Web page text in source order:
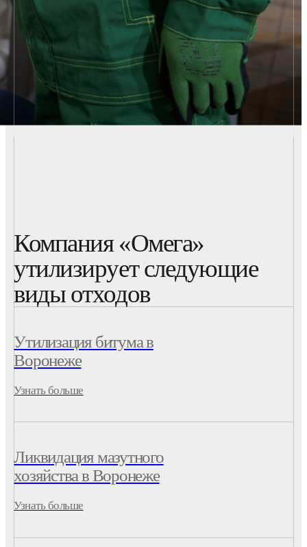
Компания «Омега»
утилизирует следующие
виды отходов
Утилизация битума в
Воронеже
Узнать больше
Ликвидация мазутного
хозяйства в Воронеже
Узнать больше